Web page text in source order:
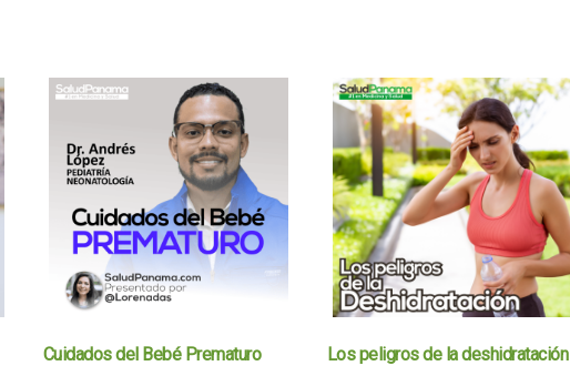
Cuidados del Bebé Prematuro Los peligros de la deshidratación